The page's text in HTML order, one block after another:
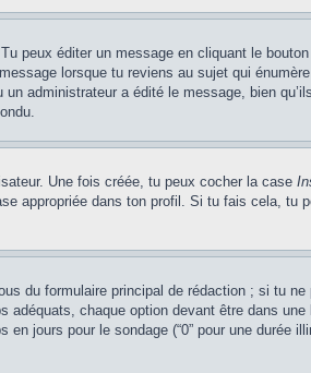
peux éditer un message en cliquant le
lorsque tu reviens au sujet qui
administrateur a édité le message, bien
Une fois créée, tu peux cocher la case
appropriée dans ton profil. Si tu fais cela, tu
du formulaire principal de rédaction ; si tu
chaque option devant être dans
jours pour le sondage (“0” pour une durée